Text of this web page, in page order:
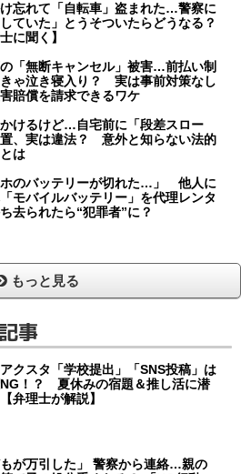
忘れて「自転車」盗まれた…警察に
していた」とうそついたらどうなる？
に聞く】
「無断キャンセル」被害…前払い制
きゃ泣き寝入り？ 実は事前対策なし
賠償を請求できるワケ
けるけど…自宅前に「段差スロー
、実は違法？ 意外と知らない法的
は
ホのバッテリーが切れた…」 他人に
モバイルバッテリー」を代理レンタ
去られたら“犯罪者”に？
もっと見る
事
クスタ「学校提出」「SNS投稿」は
！？ 夏休みの宿題＆推し活に潜
弁理士が解説】
もが万引した」 警察から連絡…親の